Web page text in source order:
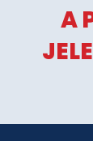
A